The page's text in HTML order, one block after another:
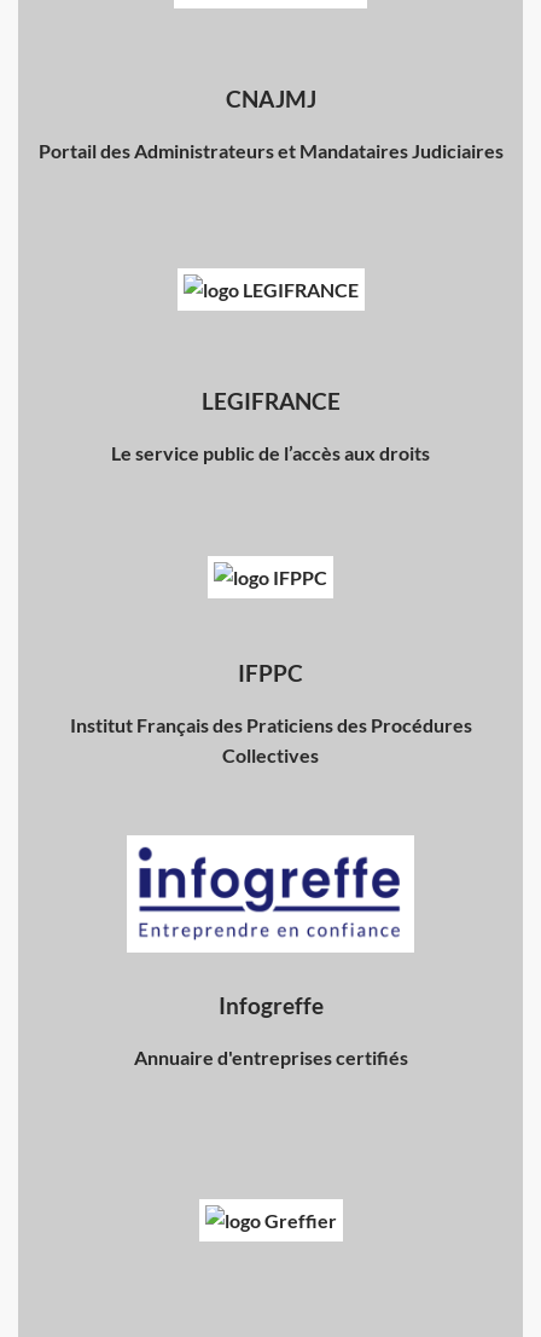
CNAJMJ
Portail des Administrateurs et Mandataires Judiciaires
LEGIFRANCE
Le service public de l’accès aux droits
IFPPC
Institut Français des Praticiens des Procédures
Collectives
Infogreffe
Annuaire d'entreprises certifiés